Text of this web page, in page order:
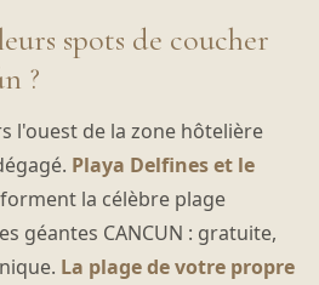
spots de coucher
?
l'ouest de la zone hôtelière
Playa Delfines et le
la célèbre plage
géantes CANCUN : gratuite,
La plage de votre propre